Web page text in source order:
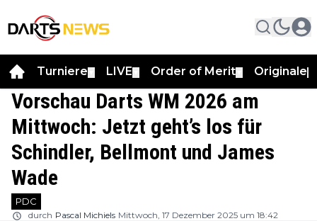
Turniere LIVE Order of Merit Originale
Vorschau Darts WM 2026 am
Mittwoch: Jetzt geht’s los für
Schindler, Bellmont und James
Wade
PDC
durch Pascal Michiels Mittwoch, 17 Dezember 2025 um 18:42